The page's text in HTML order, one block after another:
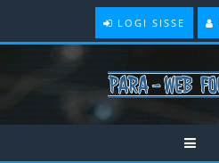
LOGI SISSE